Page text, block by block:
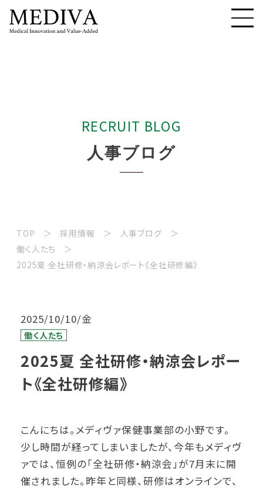
RECRUIT BLOG
人事ブロ グ
TOP 採用情報
人事ブログ
働く人たち
2025夏 全社研修・納涼会レポート《全社研修編》
2025/10/10/金
働く人たち
2025夏 全社研修・納涼会レポー
ト《全社研修編》
こんにちは。メディヴァ保健事業部の小野です。
少し時間が経ってしまいましたが、今年もメディヴ
ァでは、恒例の「全社研修・納涼会」が7月末に開
催されました。昨年と同様、研修はオンラインで、